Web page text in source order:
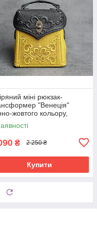
міні рюкзак-
"Венеція"
жовтого кольору,
см
₴ 2 250 ₴
Купити